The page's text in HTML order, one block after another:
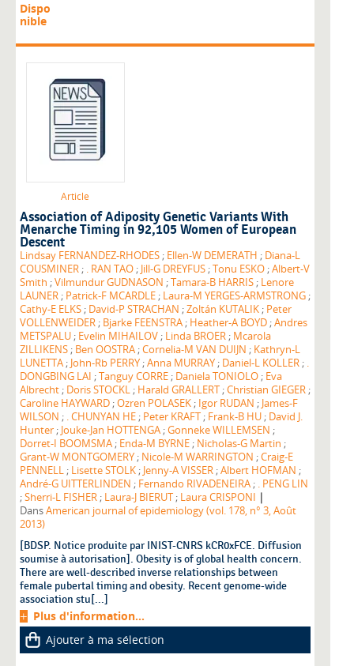
Dispo
nible
Article
Association of Adiposity Genetic Variants With
Menarche Timing in 92,105 Women of European
Descent
Lindsay FERNANDEZ-RHODES ; Ellen-W DEMERATH ; Diana-L
COUSMINER ; . RAN TAO ; Jill-G DREYFUS ;Tonu ESKO ;Albert-V
Smith ;Vilmundur GUDNASON ;Tamara-B HARRIS ; Lenore
LAUNER ; Patrick-F MCARDLE ; Laura-M YERGES-ARMSTRONG ;
Cathy-E ELKS ; David-P STRACHAN ;Zoltán KUTALIK ; Peter
VOLLENWEIDER ; Bjarke FEENSTRA ; Heather-A BOYD ;Andres
METSPALU ; Evelin MIHAILOV ; Linda BROER ; Mcarola
ZILLIKENS ; Ben OOSTRA ;Cornelia-M VAN DUIJN ; Kathryn-L
LUNETTA ; John-Rb PERRY ;Anna MURRAY ; Daniel-L KOLLER ; .
DONGBING LAI ;Tanguy CORRE ; Daniela TONIOLO ; Eva
Albrecht ; Doris STOCKL ; Harald GRALLERT ;Christian GIEGER ;
Caroline HAYWARD ;Ozren POLASEK ; Igor RUDAN ; James-F
WILSON ; . CHUNYAN HE ; Peter KRAFT ; Frank-B HU ; David J.
Hunter ; Jouke-Jan HOTTENGA ;Gonneke WILLEMSEN ;
Dorret-I BOOMSMA ; Enda-M BYRNE ; Nicholas-G Martin ;
Grant-W MONTGOMERY ; Nicole-M WARRINGTON ;Craig-E
PENNELL ; Lisette STOLK ; Jenny-A VISSER ;Albert HOFMAN ;
André-G UITTERLINDEN ; Fernando RIVADENEIRA ; . PENG LIN
;Sherri-L FISHER ; Laura-J BIERUT ; Laura CRISPONI |
DansAmerican journal of epidemiology (vol. 178, n° 3, Août
2013)
[BDSP. Notice produite par INIST-CNRS kCR0xFCE. Diffusion
soumise à autorisation]. Obesity is of global health concern.
There are well-described inverse relationships between
female pubertal timing and obesity. Recent genome-wide
association stu[...]
Plus d'information...
Ajouter à ma sélection